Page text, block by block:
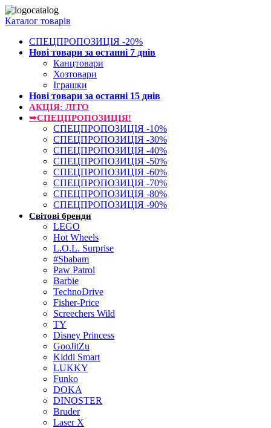
Каталог товарів
СПЕЦПРОПОЗИЦІЯ -20%
Нові товари за останнi 7 днiв
Канцтовари
Хозтовари
Іграшки
Нові товари за останнi 15 днiв
АКЦІЯ: ЛІТО
➥СПЕЦПРОПОЗИЦІЯ!
СПЕЦПРОПОЗИЦІЯ -10%
СПЕЦПРОПОЗИЦІЯ -30%
СПЕЦПРОПОЗИЦІЯ -40%
СПЕЦПРОПОЗИЦІЯ -50%
СПЕЦПРОПОЗИЦІЯ -60%
СПЕЦПРОПОЗИЦІЯ -70%
СПЕЦПРОПОЗИЦІЯ -80%
СПЕЦПРОПОЗИЦІЯ -90%
Світові бренди
LEGO
Hot Wheels
L.O.L. Surprise
#Sbabam
Paw Patrol
Barbie
TechnoDrive
Fisher-Price
Screechers Wild
TY
Disney Princess
GooJitZu
Kiddi Smart
LUKKY
Funko
DOKA
DINOSTER
Bruder
Laser X